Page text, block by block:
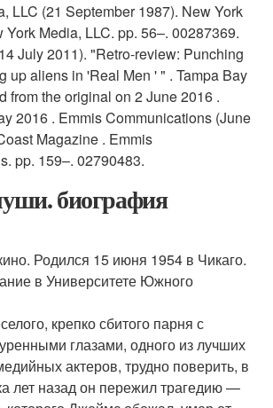
LLC (21 September 1987). New York
York Media, LLC. pp. 56–. 00287369.
July 2011). "Retro-review: Punching
up aliens in 'Real Men ' " . Tampa Bay
from the original on 2 June 2016 .
2016 . Emmis Communications (June
Magazine . Emmis
pp. 159–. 02790483.
биография
Родился 15 июня 1954 в Чикаго.
в Университете Южного
крепко сбитого парня с
глазами, одного из лучших
актеров, трудно поверить, в
лет назад он пережил трагедию —